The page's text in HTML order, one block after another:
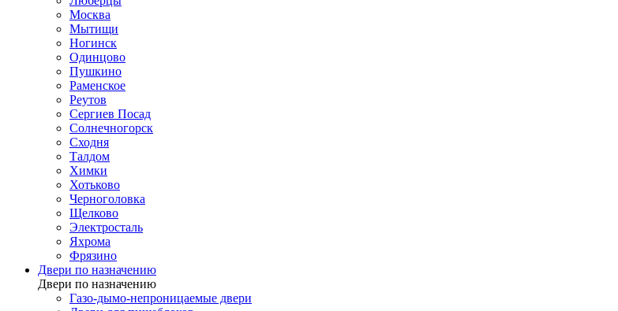
Москва
Мытищи
Ногинск
Одинцово
Пушкино
Раменское
Реутов
Сергиев Посад
Солнечногорск
Сходня
Талдом
Химки
Хотьково
Черноголовка
Щелково
Электросталь
Яхрома
Фрязино
Двери по назначению
Двери по назначению
Газо-дымо-непроницаемые двери